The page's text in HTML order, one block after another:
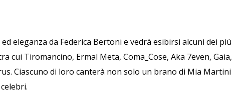
eleganza da Federica Bertoni e vedrà esibirsi alcuni dei più
cui Tiromancino, Ermal Meta, Coma_Cose, Aka 7even, Gaia,
Ciascuno di loro canterà non solo un brano di Mia Martini